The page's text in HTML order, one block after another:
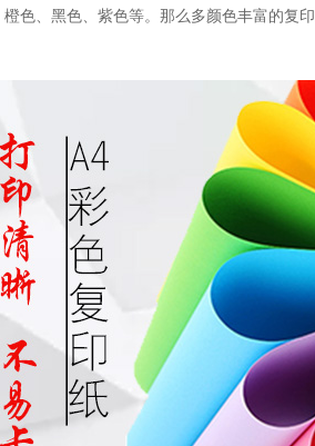
色、黑色、紫色等。 那么多颜色丰富的复